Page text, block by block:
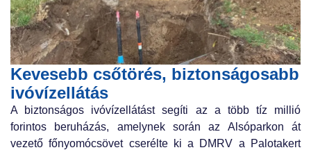
Kevesebb csőtörés, biztonságosabb
ivóvízellátás
A biztonságos ivóvízellátást segíti az a több tíz millió
forintos beruházás, amelynek során az Alsóparkon át
vezető főnyomócsövet cserélte ki a DMRV a Palotakert